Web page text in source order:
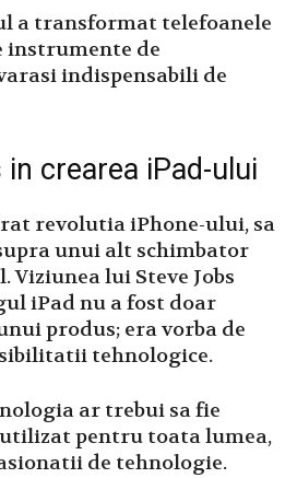
a transformat telefoanele
instrumente de
indispensabili de
crearea iPad-ului
revolutia iPhone-ului, sa
unui alt schimbator
Viziunea lui Steve Jobs
iPad nu a fost doar
produs; era vorba de
tehnologice.
ar trebui sa fie
pentru toata lumea,
de tehnologie.